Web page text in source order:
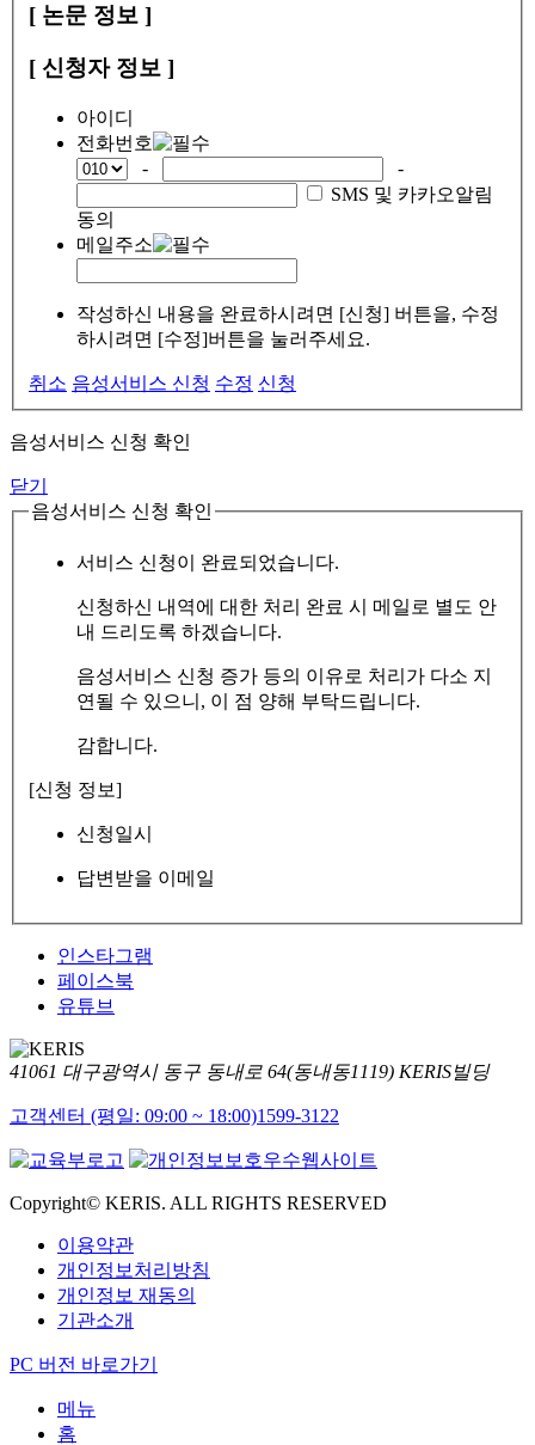
[ 논문 정보 ]
[ 신청자 정보 ]
아이디
전화번호
-
-
SMS 및 카카오알림
동의
메일주소
작성하신 내용을 완료하시려면 [신청] 버튼을, 수정
하시려면 [수정]버튼을 눌러주세요.
취소 음성서비스 신청 수정 신청
음성서비스 신청 확인
닫기
음성서비스 신청 확인
서비스 신청이 완료되었습니다.
신청하신 내역에 대한 처리 완료 시 메일로 별도 안
내 드리도록 하겠습니다.
음성서비스 신청 증가 등의 이유로 처리가 다소 지
연될 수 있으니, 이 점 양해 부탁드립니다.
감합니다.
[신청 정보]
신청일시
답변받을 이메일
인스타그램
페이스북
유튜브
41061 대구광역시 동구 동내로 64(동내동1119) KERIS빌딩
고객센터 (평일: 09:00 ~ 18:00)1599-3122
Copyright© KERIS. ALL RIGHTS RESERVED
이용약관
개인정보처리방침
개인정보 재동의
기관소개
PC 버전 바로가기
메뉴
홈